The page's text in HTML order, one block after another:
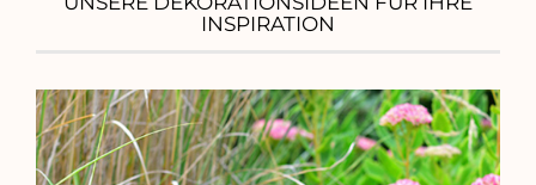
INSPIRATION